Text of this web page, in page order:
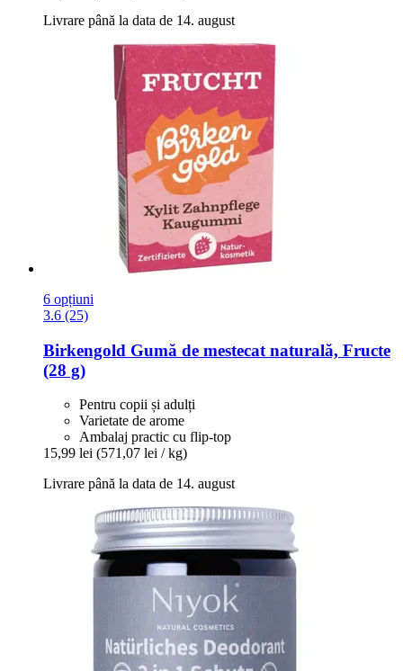
Livrare până la data de 14. august
6 opțiuni
3.6 (25)
Birkengold Gumă de mestecat naturală, Fructe
(28 g)
Pentru copii și adulți
Varietate de arome
Ambalaj practic cu flip-top
15,99 lei (571,07 lei / kg)
Livrare până la data de 14. august